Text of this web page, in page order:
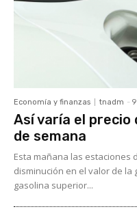
Economía y finanzas tnadm -
Así varía el precio
de semana
Esta mañana las estaciones
disminución en el valor de la
gasolina superior...